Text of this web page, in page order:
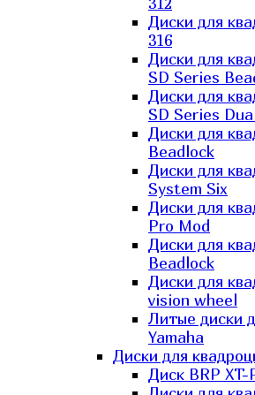
Диски для
316
Диски для
SD Series
Диски для
SD Series
Диски для
Beadlock
Диски для
System Six
Диски для
Pro Mod
Диски для
Beadlock
Диски для
vision wheel
Литые диски
Yamaha
Диски для
Диск BRP XT-